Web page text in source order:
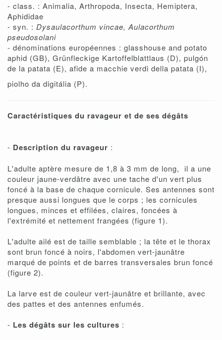
- class. : Animalia, Arthropoda, Insecta, Hemiptera,
Aphididae
- syn. : Dysaulacorthum vincae, Aulacorthum
pseudosolani
- dénominations européennes : glasshouse and potato
aphid (GB), Grünfleckige Kartoffelblattlaus (D), pulgón
de la patata (E), afide a macchie verdi della patata (I),
piolho da digitália (P).
Caractéristiques du ravageur et de ses dégâts
- Description du ravageur :
L'adulte aptère mesure de 1,8 à 3 mm de long, il a une
couleur jaune-verdâtre avec une tache d'un vert plus
foncé à la base de chaque cornicule. Ses antennes sont
presque aussi longues que le corps ; les cornicules
longues, minces et effilées, claires, foncées à
l'extrémité et nettement frangées (figure 1).
L'adulte ailé est de taille semblable ; la tête et le thorax
sont brun foncé à noirs, l'abdomen vert-jaunâtre
marqué de points et de barres transversales brun foncé
(figure 2).
La larve est de couleur vert-jaunâtre et brillante, avec
des pattes et des antennes enfumés.
- Les dégâts sur les cultures :